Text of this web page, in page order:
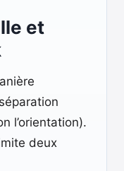
et
l’orientation).
deux